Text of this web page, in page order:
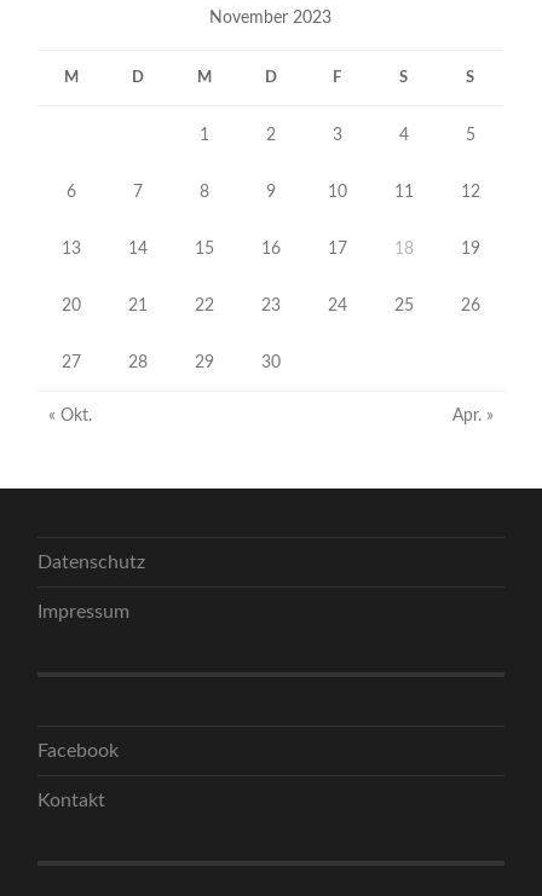
November 2023
M D M D F S S
1 2 3 4 5
6 7 8 9 10 11 12
13 14 15 16 17 18 19
20 21 22 23 24 25 26
27 28 29 30
« Okt. Apr. »
Datenschutz
Impressum
Facebook
Kontakt